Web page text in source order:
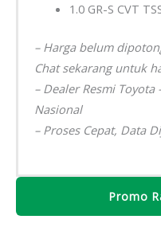
1.0 GR-S CVT
– Harga belum
Chat sekarang untuk
– Dealer Resmi Toyota
Nasional
– Proses Cepat, Data
Promo